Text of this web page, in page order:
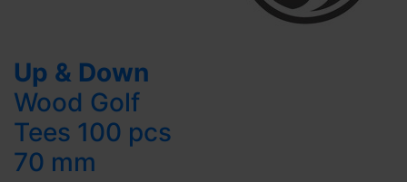
Up & Down
Wood Golf
Tees 100 pcs
70 mm